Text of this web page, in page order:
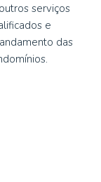
serviços
e
das